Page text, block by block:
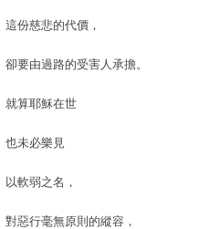
這份慈悲的代價，
卻要由過路的受害人承擔。
就算耶穌在世
也未必樂見
以軟弱之名，
對惡行毫無原則的縱容，